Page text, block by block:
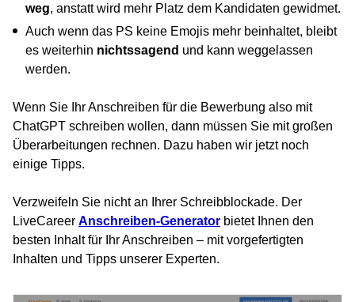
weg, anstatt wird mehr Platz dem Kandidaten gewidmet.
Auch wenn das PS keine Emojis mehr beinhaltet, bleibt
es weiterhin nichtssagend und kann weggelassen
werden.
Wenn Sie Ihr Anschreiben für die Bewerbung also mit
ChatGPT schreiben wollen, dann müssen Sie mit großen
Überarbeitungen rechnen. Dazu haben wir jetzt noch
einige Tipps.
Verzweifeln Sie nicht an Ihrer Schreibblockade. Der
LiveCareer Anschreiben-Generator bietet Ihnen den
besten Inhalt für Ihr Anschreiben – mit vorgefertigten
Inhalten und Tipps unserer Experten.